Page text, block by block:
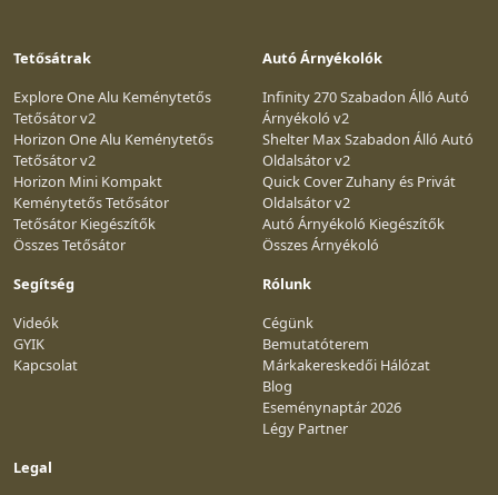
Tetősátrak
Explore One Alu Keménytetős
Tetősátor v2
Horizon One Alu Keménytetős
Tetősátor v2
Horizon Mini Kompakt
Keménytetős Tetősátor
Tetősátor Kiegészítők
Összes Tetősátor
Autó Árnyékolók
Infinity 270 Szabadon Álló Autó
Árnyékoló v2
Shelter Max Szabadon Álló Autó
Oldalsátor v2
Quick Cover Zuhany és Privát
Oldalsátor v2
Autó Árnyékoló Kiegészítők
Összes Árnyékoló
Segítség
Videók
GYIK
Kapcsolat
Rólunk
Cégünk
Bemutatóterem
Márkakereskedői Hálózat
Blog
Eseménynaptár 2026
Légy Partner
Legal